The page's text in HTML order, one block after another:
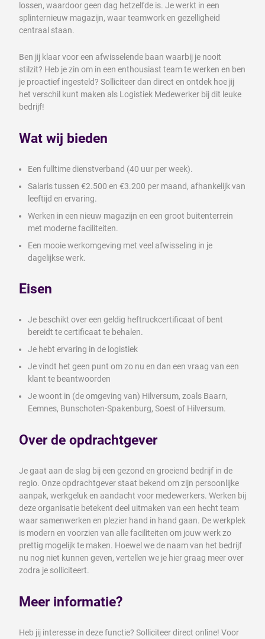
lossen, waardoor geen dag hetzelfde is. Je werkt in een
splinternieuw magazijn, waar teamwork en gezelligheid
centraal staan.
Ben jij klaar voor een afwisselende baan waarbij je nooit
stilzit? Heb je zin om in een enthousiast team te werken en ben
je proactief ingesteld? Solliciteer dan direct en ontdek hoe jij
het verschil kunt maken als Logistiek Medewerker bij dit leuke
bedrijf!
Wat wij bieden
Een fulltime dienstverband (40 uur per week).
Salaris tussen €2.500 en €3.200 per maand, afhankelijk van
leeftijd en ervaring.
Werken in een nieuw magazijn en een groot buitenterrein
met moderne faciliteiten.
Een mooie werkomgeving met veel afwisseling in je
dagelijkse werk.
Eisen
Je beschikt over een geldig heftruckcertificaat of bent
bereidt te certificaat te behalen.
Je hebt ervaring in de logistiek
Je vindt het geen punt om zo nu en dan een vraag van een
klant te beantwoorden
Je woont in (de omgeving van) Hilversum, zoals Baarn,
Eemnes, Bunschoten-Spakenburg, Soest of Hilversum.
Over de opdrachtgever
Je gaat aan de slag bij een gezond en groeiend bedrijf in de
regio. Onze opdrachtgever staat bekend om zijn persoonlijke
aanpak, werkgeluk en aandacht voor medewerkers. Werken bij
deze organisatie betekent deel uitmaken van een hecht team
waar samenwerken en plezier hand in hand gaan. De werkplek
is modern en voorzien van alle faciliteiten om jouw werk zo
prettig mogelijk te maken. Hoewel we de naam van het bedrijf
nu nog niet kunnen geven, vertellen we je hier graag meer over
zodra je solliciteert.
Meer informatie?
Heb jij interesse in deze functie? Solliciteer direct online! Voor